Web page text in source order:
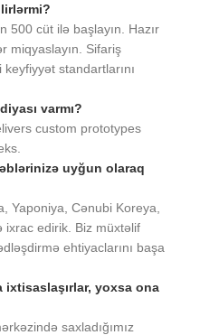
500 cüt ilə başlayın. Hazır
miqyaslayın. Sifariş
standartlarını
varmı?
custom prototypes
uyğun olaraq
Yaponiya, Cənubi Koreya,
ixrac edirik. Biz müxtəlif
ehtiyaclarını başa
ixtisaslaşırlar, yoxsa ona
saxladığımız